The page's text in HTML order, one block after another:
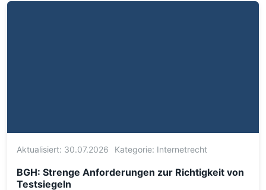
Aktualisiert: 30.07.2026 Kategorie: Internetrecht
BGH: Strenge Anforderungen zur Richtigkeit von
Testsiegeln